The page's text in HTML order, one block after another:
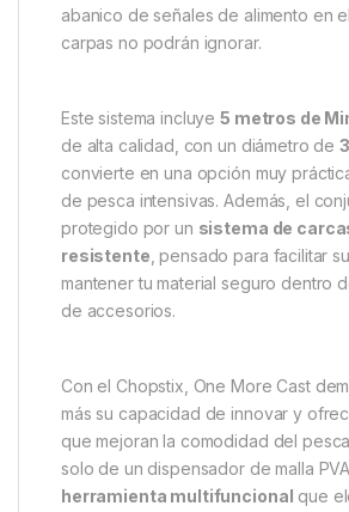
abanico de señales de alimento en
carpas no podrán ignorar.
Este sistema incluye5 metros de
de alta calidad, con un diámetro de
convierte en una opción muy
de pesca intensivas. Además, el
protegido por un sistema de
resistente , pensado para facilitar
mantener tu material seguro dentro
de accesorios.
Con el Chopstix, One More Cast
más su capacidad de innovar y
que mejoran la comodidad del
solo de un dispensador de malla
herramienta multifuncional que